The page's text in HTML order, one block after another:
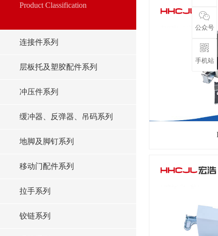
Product Classification
连接件系列
层板托及塑胶配件系列
冲压件系列
缓冲器、反弹器、吊码系列
地脚及脚钉系列
移动门配件系列
拉手系列
铰链系列
公众号
手机站